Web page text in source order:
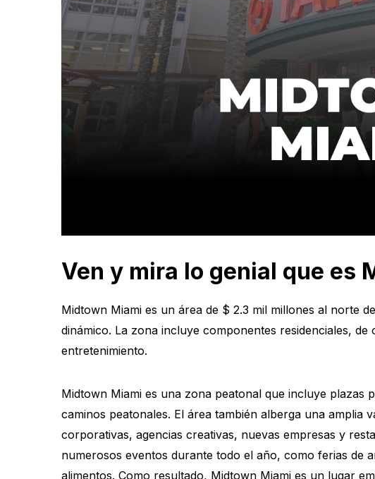
Ven y mira lo genial que es
Midtown Miami es un área de $ 2.3 mil millones al norte
dinámico. La zona incluye componentes residenciales,
entretenimiento.
Midtown Miami es una zona peatonal que incluye plazas
caminos peatonales. El área también alberga una amplia
corporativas, agencias creativas, nuevas empresas y
numerosos eventos durante todo el año, como ferias de
alimentos. Como resultado, Midtown Miami es un lugar